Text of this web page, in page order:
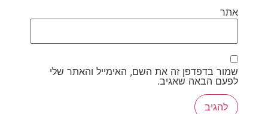
אתר
שמור בדפדפן זה את השם, האימייל והאתר שלי
לפעם הבאה שאגיב.